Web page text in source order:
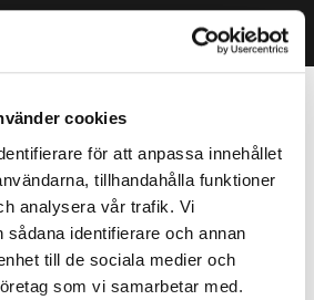
cookies
för att anpassa innehållet
tillhandahålla funktioner
analysera vår trafik. Vi
sådana identifierare och annan
till de sociala medier och
som vi samarbetar med.